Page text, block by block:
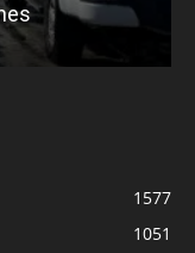
1577
1051